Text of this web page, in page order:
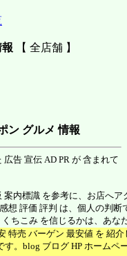
【 全店舗 】
ン グルメ 情報
告 宣伝 AD PR が 含まれて
内標識 を参考に、お店へア
想 評価 評判 は、個人の判断
ちこみ を信じるかは、あな
特売 バーゲン 最安値 を 紹
。blog ブログ HP ホームペ